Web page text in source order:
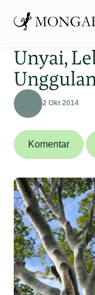
Unyai,
2 Okt 2014
Komentar